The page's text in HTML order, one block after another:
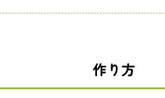
作り方